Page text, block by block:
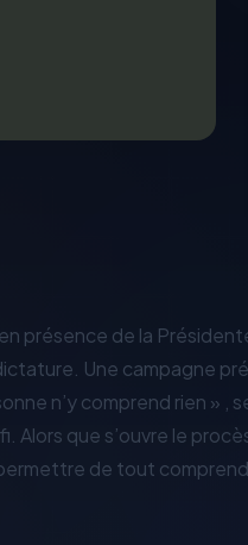
présence de la
Une campagne
n’y comprend rien » ,
Alors que s’ouvre le
de tout